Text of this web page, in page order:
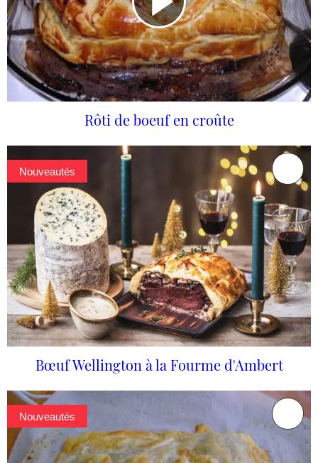
Rôti de boeuf en croûte
Nouveautés
Bœuf Wellington à la Fourme d'Ambert
Nouveautés